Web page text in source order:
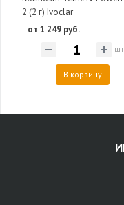
2 (2 г) Ivoclar
от 1 249 руб.
шт
В корзину